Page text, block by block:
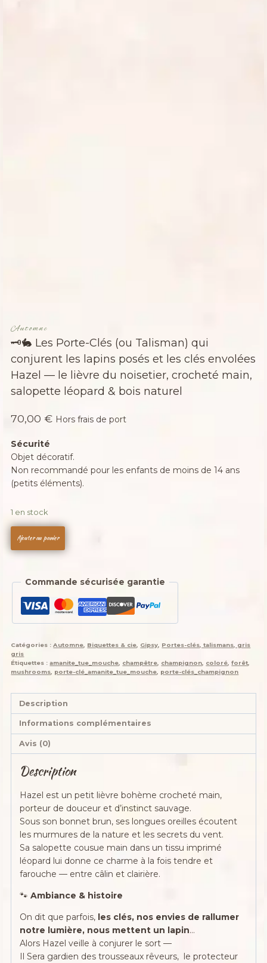
Automne
🗝️🐇 Les Porte-Clés (ou Talisman) qui
conjurent les lapins posés et les clés envolées
Hazel — le lièvre du noisetier, crocheté main,
salopette léopard & bois naturel
70,00 € Hors frais de port
Sécurité
Objet décoratif.
Non recommandé pour les enfants de moins de 14 ans
(petits éléments).
1 en stock
de
Les
Porte-
Clés
(ou
qui
conjurent
les
posés
et
clés
envolées
Hazel
lièvre
du
noisetier,
crocheté
main,
salopette
bois
naturel
Ajouter au panier
Commande sécurisée garantie
Catégories :Automne, Biquettes & cie, Gipsy, Portes-clés, talismans, gris
gris
Étiquettes :amanite_tue_mouche, champêtre, champignon, coloré,forêt,
mushrooms, porte-clé_amanite_tue_mouche, porte-clés_champignon
Description
Informations complémentaires
Avis (0)
Description
Hazel est un petit lièvre bohème crocheté main,
porteur de douceur et d’instinct sauvage.
Sous son bonnet brun, ses longues oreilles écoutent
les murmures de la nature et les secrets du vent.
Sa salopette cousue main dans un tissu imprimé
léopard lui donne ce charme à la fois tendre et
farouche — entre câlin et clairière.
🐾Ambiance & histoire
On dit que parfois, les clés, nos envies de rallumer
notre lumière, nous mettent un lapin…
Alors Hazel veille à conjurer le sort —
Il Sera gardien des trousseaux rêveurs, le protecteur